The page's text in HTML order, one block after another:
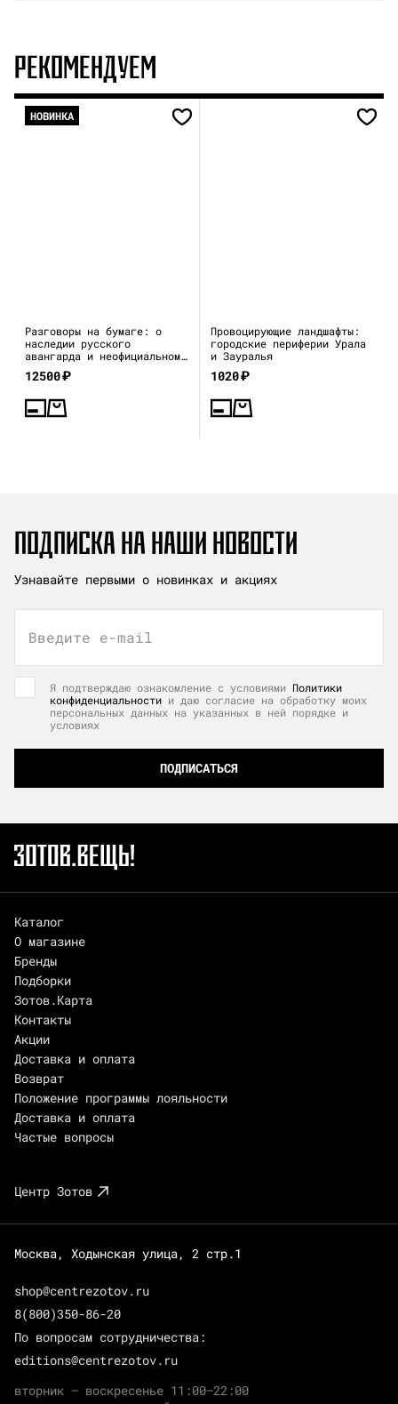
РЕКОМЕНДУЕМ
НОВИНКА
Разговоры на бумаге: о
наследии русского
авангарда и неофициальном
искусстве 1970–80-х
12500₽
Провоцирующие ландшафты:
городские периферии Урала
и Зауралья
1020₽
ПОДПИСКА НА НАШИ НОВОСТИ
Узнавайте первыми о новинках и акциях
Введите e-mail
Я подтверждаю ознакомление с условиями Политики
конфиденциальности и даю согласие на обработку моих
персональных данных на указанных в ней порядке и
условиях
ПОДПИСАТЬСЯ
Каталог
О магазине
Бренды
Подборки
Зотов.Карта
Контакты
Акции
Доставка и оплата
Возврат
Положение программы лояльности
Доставка и оплата
Частые вопросы
Центр Зотов
Москва, Ходынская улица, 2 стр.1
shop@centrezotov.ru
8(800)350-86-20
По вопросам сотрудничества:
editions@centrezotov.ru
вторник — воскресенье 11:00–22:00